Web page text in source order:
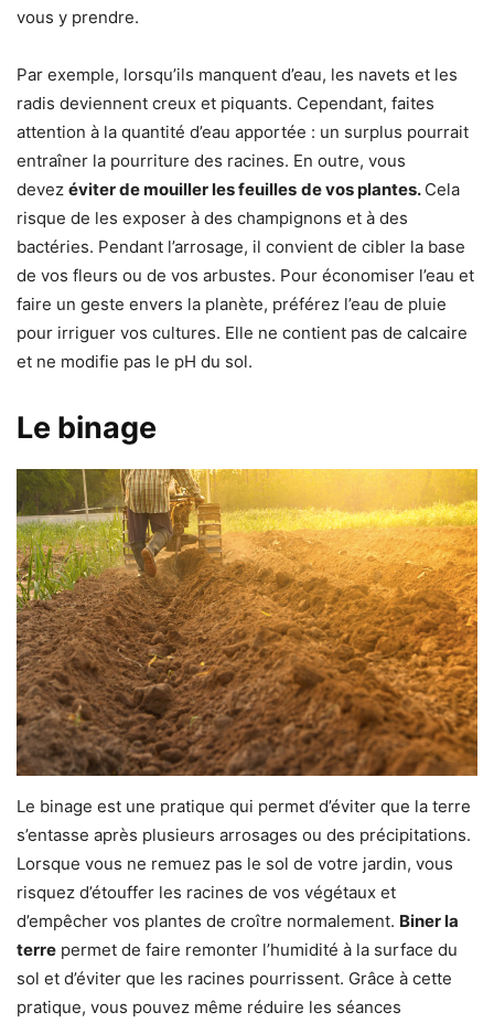
vous y prendre.
Par exemple, lorsqu’ils manquent d’eau, les navets et les
radis deviennent creux et piquants. Cependant, faites
attention à la quantité d’eau apportée : un surplus pourrait
entraîner la pourriture des racines. En outre, vous
devez éviter de mouiller les feuilles de vos plantes. Cela
risque de les exposer à des champignons et à des
bactéries. Pendant l’arrosage, il convient de cibler la base
de vos fleurs ou de vos arbustes. Pour économiser l’eau et
faire un geste envers la planète, préférez l’eau de pluie
pour irriguer vos cultures. Elle ne contient pas de calcaire
et ne modifie pas le pH du sol.
Le binage
Le binage est une pratique qui permet d’éviter que la terre
s’entasse après plusieurs arrosages ou des précipitations.
Lorsque vous ne remuez pas le sol de votre jardin, vous
risquez d’étouffer les racines de vos végétaux et
d’empêcher vos plantes de croître normalement. Biner la
terre permet de faire remonter l’humidité à la surface du
sol et d’éviter que les racines pourrissent. Grâce à cette
pratique, vous pouvez même réduire les séances